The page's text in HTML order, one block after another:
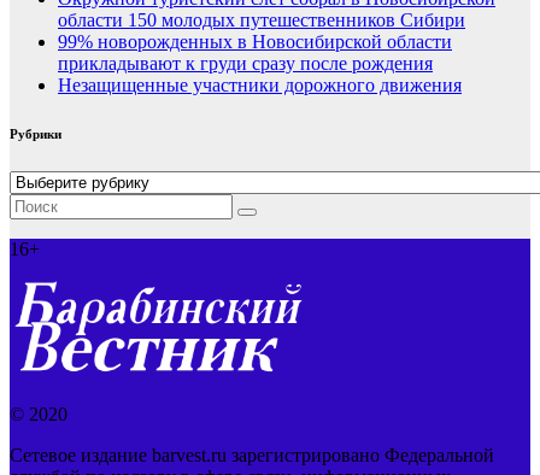
области 150 молодых путешественников Сибири
99% новорожденных в Новосибирской области
прикладывают к груди сразу после рождения
Незащищенные участники дорожного движения
Рубрики
Рубрики
16+
© 2020
Сетевое издание barvest.ru зарегистрировано Федеральной